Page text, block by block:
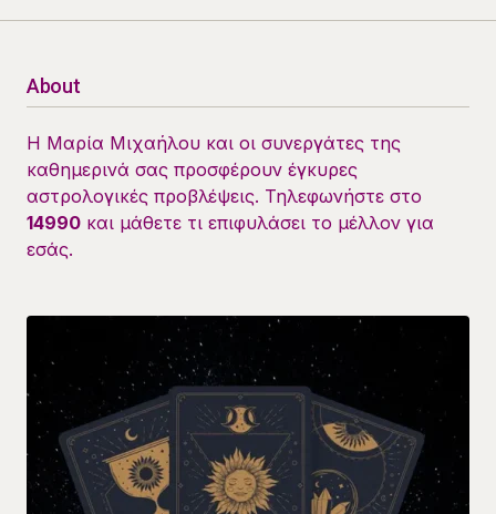
About
Η Μαρία Μιχαήλου και οι συνεργάτες της
καθημερινά σας προσφέρουν έγκυρες
αστρολογικές προβλέψεις. Τηλεφωνήστε στο
14990 και μάθετε τι επιφυλάσει το μέλλον για
εσάς.